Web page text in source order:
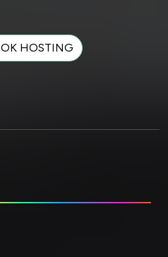
HOSTING